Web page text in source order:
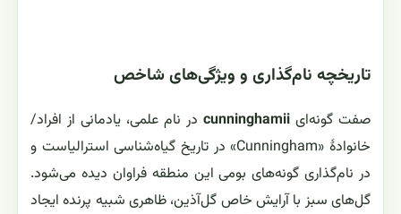
تاریخچه نام‌گذاری و ویژگی‌های شاخص
صفت گونه‌ای cunninghamiiدر نام علمی، یادمانی از افراد/
خانوادهٔ «Cunningham» در تاریخ گیاه‌شناسی استرالیاست و
در نام‌گذاری گونه‌های بومی این منطقه فراوان دیده می‌شود.
گل‌های سبز با آرایش خاص گل‌آذین، ظاهری شبیه پرنده ایجاد